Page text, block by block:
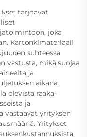
tarjoavat
joka
Kartonkimateriaali
suhteessa
vastusta, mikä suojaa
ja
aikana.
olevista raaka-
ja
vastaavat yrityksen
Yritykset